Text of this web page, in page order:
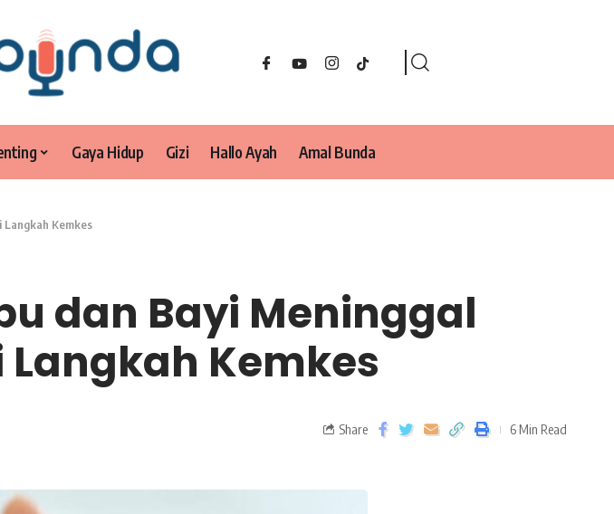
Gaya Hidup Gizi Hallo Ayah Amal Bunda
Langkah Kemkes
dan Bayi Meninggal
Kemkes
Share 6 Min Read